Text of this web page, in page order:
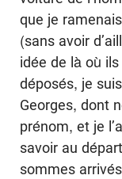
que je
(sans avoir
idée de là où
déposés, je
Georges, dont
prénom, et je
savoir au
sommes